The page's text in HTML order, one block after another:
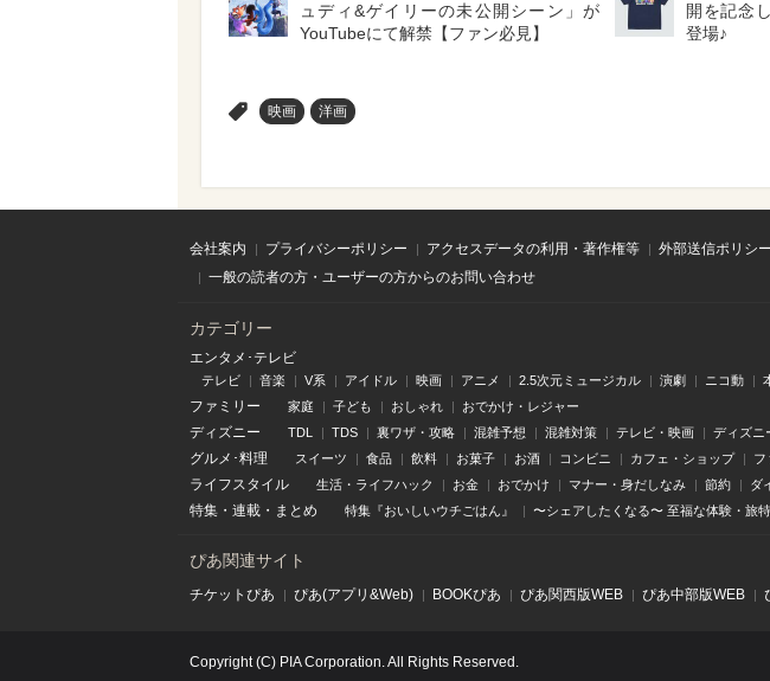
ュディ&ゲイリーの未公開シーン」が
YouTubeにて解禁【ファン必見】
開を記念
登場♪
映画 洋画
会社案内 プライバシーポリシー アクセスデータの利用・著作権等 外部送信ポリシー
一般の読者の方・ユーザーの方からのお問い合わせ
カテゴリー
エンタメ･テレビ
テレビ 音楽 V系 アイドル 映画 アニメ 2.5次元ミュージカル 演劇 ニコ動
ファミリー 家庭 子ども おしゃれ おでかけ・レジャー
ディズニー TDL TDS 裏ワザ・攻略 混雑予想 混雑対策 テレビ・映画 ディズニ
グルメ･料理 スイーツ 食品 飲料 お菓子 お酒 コンビニ カフェ・ショップ フ
ライフスタイル 生活・ライフハック お金 おでかけ マナー・身だしなみ 節約 ダ
特集 ・ 連載 ・ まとめ 特集『おいしいウチごはん』 〜シェアしたくなる〜 至福な体験・旅
ぴあ関連サイト
チケットぴあ ぴあ(アプリ&Web) BOOKぴあ ぴあ関⻄版WEB ぴあ中部版WEB
Copyright (C) PIA Corporation. All Rights Reserved.